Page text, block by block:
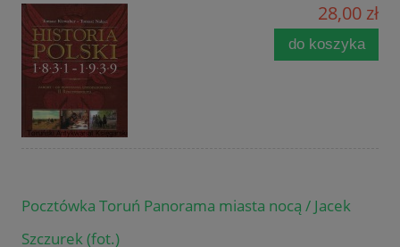
28,00 zł
do koszyka
Pocztówka Toruń Panorama miasta nocą / Jacek
Szczurek (fot.)